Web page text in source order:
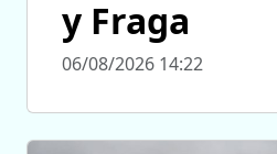
y Fraga
06/08/2026 14:22